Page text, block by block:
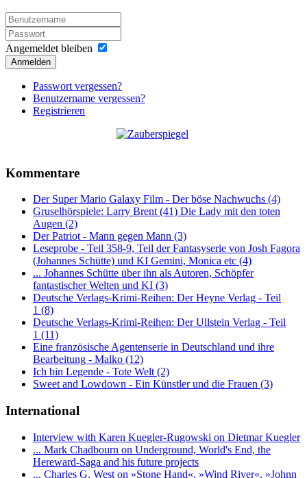
Angemeldet bleiben
Anmelden
Passwort vergessen?
Benutzername vergessen?
Registrieren
Kommentare
Der Super Mario Galaxy Film - Der böse Nachwuchs (4)
Gruselhörspiele: Larry Brent (41) Die Lady mit den toten
Augen (2)
Der Patriot - Mann gegen Mann (3)
Leseprobe - Teil 358-9, Teil der Fantasyserie von Josh Fagora
(Johannes Schütte) und KI Gemini, Monica etc (4)
... Johannes Schütte über ihn als Autoren, Schöpfer
fantastischer Welten und KI (3)
Deutsche Verlags-Krimi-Reihen: Der Heyne Verlag - Teil
1 (8)
Deutsche Verlags-Krimi-Reihen: Der Ullstein Verlag - Teil
1 (11)
Eine französische Agentenserie in Deutschland und ihre
Bearbeitung - Malko (12)
Ich bin Legende - Tote Welt (2)
Sweet and Lowdown - Ein Künstler und die Frauen (3)
International
Interview with Karen Kuegler-Rugowski on Dietmar Kuegler
... Mark Chadbourn on Underground, World's End, the
Hereward-Saga and his future projects
... Charles G. West on »Stone Hand«, »Wind River«, »Johnn